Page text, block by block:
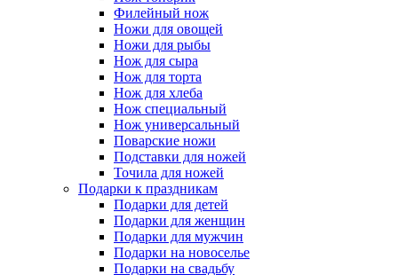
Филейный нож
Ножи для овощей
Ножи для рыбы
Нож для сыра
Нож для торта
Нож для хлеба
Нож специальный
Нож универсальный
Поварские ножи
Подставки для ножей
Точила для ножей
Подарки к праздникам
Подарки для детей
Подарки для женщин
Подарки для мужчин
Подарки на новоселье
Подарки на свадьбу